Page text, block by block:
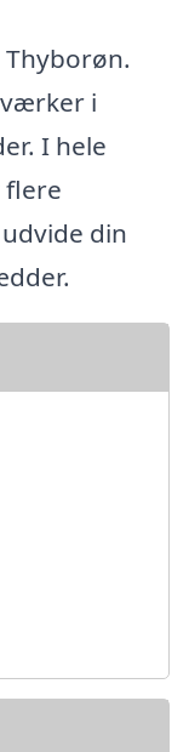
i
I hele
flere
din